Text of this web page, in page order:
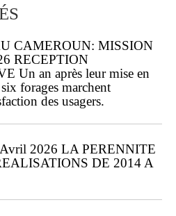
CAMEROUN: MISSION
RECEPTION
Un an après leur mise en
forages marchent
des usagers.
Avril 2026 LA PERENNITE
DE 2014 A